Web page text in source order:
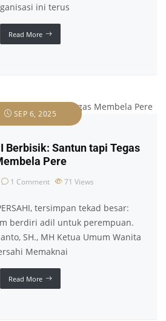
ini terus
Read More
SEP 6, 2025
Berbisik: Santun tapi Tegas
Pere
1 Comment 71 Views
tersimpan tekad besar:
berdiri adil untuk perempuan.
SH., MH Ketua Umum Wanita
Memaknai
Read More